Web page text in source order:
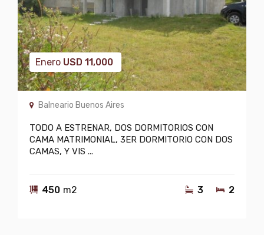
Enero USD 11,000
Balneario Buenos Aires
TODO A ESTRENAR, DOS DORMITORIOS CON
CAMA MATRIMONIAL, 3ER DORMITORIO CON DOS
CAMAS, Y VIS ...
450 m2 2
3